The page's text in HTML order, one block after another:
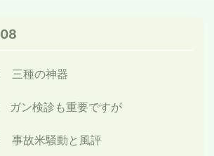
三種の神器
ガン検診も重要ですが
事故米騒動と風評